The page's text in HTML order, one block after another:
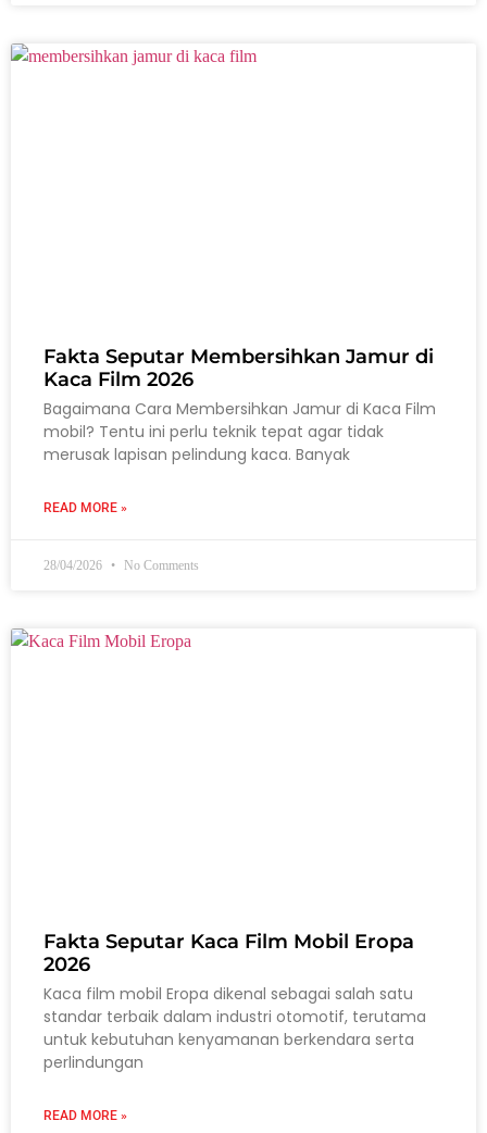
Fakta Seputar Membersihkan Jamur di
Kaca Film 2026
Bagaimana Cara Membersihkan Jamur di Kaca Film
mobil? Tentu ini perlu teknik tepat agar tidak
merusak lapisan pelindung kaca. Banyak
READ MORE »
28/04/2026 No Comments
Fakta Seputar Kaca Film Mobil Eropa
2026
Kaca film mobil Eropa dikenal sebagai salah satu
standar terbaik dalam industri otomotif, terutama
untuk kebutuhan kenyamanan berkendara serta
perlindungan
READ MORE »